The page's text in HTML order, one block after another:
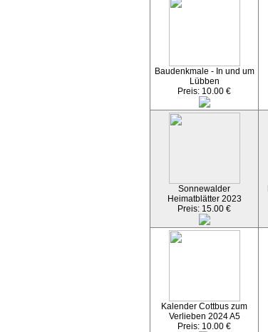
Baudenkmale - In und um
Lübben
Preis: 10.00 €
Sonnewalder
Heimatblätter 2023
Preis: 15.00 €
Kalender Cottbus zum
Verlieben 2024 A5
Preis: 10.00 €